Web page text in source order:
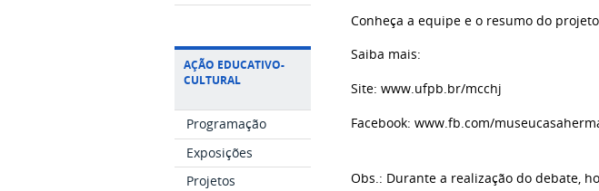
AÇÃO EDUCATIVO-
CULTURAL
Programação
Exposições
Projetos
Conheça a equipe e o resumo do
Saiba mais:
Site: www.ufpb.br/mcchj
Facebook: www.fb.com/
Obs.: Durante a realização do debate,